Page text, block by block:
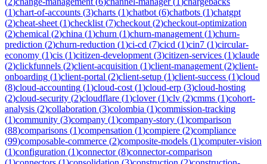
(1)chart-of-accounts (3)charts (1)chatbot (6)chatbots (1)chatgpt
(2)cheat-sheet (1)checklist (7)checkout (2)checkout-optimization
(2)chemical (2)china (1)churn (1)churn-management (1)churn-
prediction (2)churn-reduction (1)ci-cd (7)cicd (1)cin7 (1)circular-
economy (1)cis (1)citizen-development (3)citizen-services (1)claude
(2)clickfunnels (2)client-acquisition (1)client-management (2)client-
onboarding (1)client-portal (2)client-setup (1)client-success (1)cloud
(8)cloud-accounting (1)cloud-cost (1)cloud-erp (3)cloud-hosting
(2)cloud-security (2)cloudflare (1)clover(1)clv (2)cmms (1)cohort-
analysis (2)collaboration (3)colombia (1)commission-tracking
(1)community (3)company (1)company-story (1)comparison
(88)comparisons (1)compensation (1)compiere (2)compliance
(99)composable-commerce (2)composite-models (1)computer-vision
(1)configuration (1)connector(8)connector-comparison